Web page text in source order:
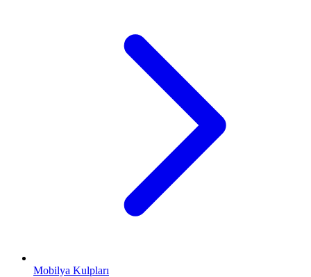
Mobilya Kulpları